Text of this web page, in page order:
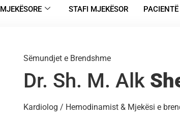
STAFI MJEKËSOR
Sëmundjet e Brendshme
Dr. Sh. M. Alk
Kardiolog / Hemodinamist & Mjekësi e